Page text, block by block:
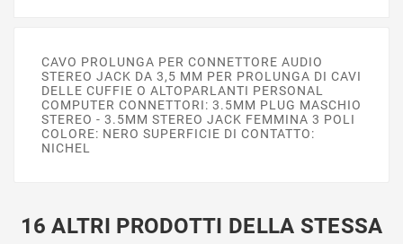
CAVO PROLUNGA PER CONNETTORE AUDIO
STEREO JACK DA 3,5 MM PER PROLUNGA DI CAVI
DELLE CUFFIE O ALTOPARLANTI PERSONAL
COMPUTER CONNETTORI: 3.5MM PLUG MASCHIO
STEREO - 3.5MM STEREO JACK FEMMINA 3 POLI
COLORE: NERO SUPERFICIE DI CONTATTO:
NICHEL
16 ALTRI PRODOTTI DELLA STESSA